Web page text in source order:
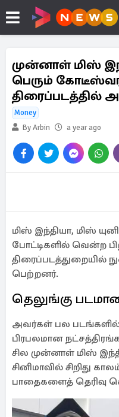
முன்னாள் மிஸ்
பெரும்
திரைப்படத்தில்
Money
By Arbin
a year ago
மிஸ் இந்தியா, மிஸ்
போட்டிகளில் வென்ற
திரைப்படத்துறையில்
பெற்றனர்.
தெலுங்கு
அவர்கள் பல படங்களில்
பிரபலமான
சில முன்னாள் மிஸ்
சினிமாவில் சிறிது
பாதைகளைத் தெரிவு